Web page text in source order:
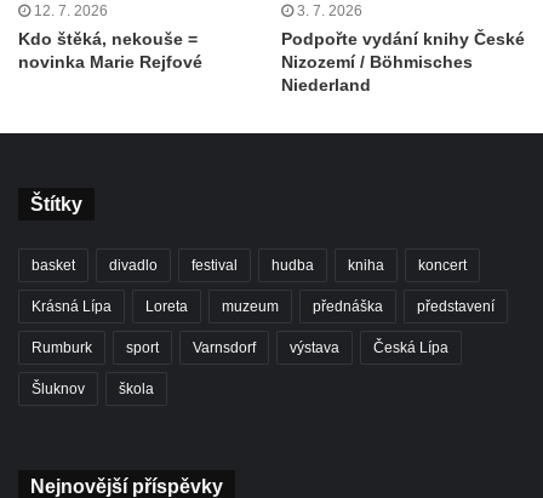
12. 7. 2026
Kdo štěká, nekouše =
novinka Marie Rejfové
3. 7. 2026
Podpořte vydání knihy České
Nizozemí / Böhmisches
Niederland
Štítky
basket divadlo festival hudba kniha koncert
Krásná Lípa Loreta muzeum přednáška představení
Rumburk sport Varnsdorf výstava Česká Lípa
Šluknov škola
Nejnovější příspěvky